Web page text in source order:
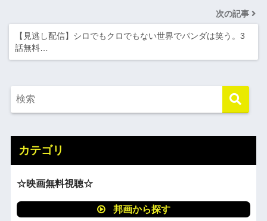
次の記事
【見逃し配信】シロでもクロでもない世界でパンダは笑う。3
話無料…
カテゴリ
☆映画無料視聴☆
邦画から探す